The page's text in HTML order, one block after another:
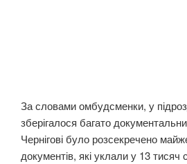
За словами омбудсменки, у
зберігалося багато
Чернігові було розсекречено
документів, які уклали у 13